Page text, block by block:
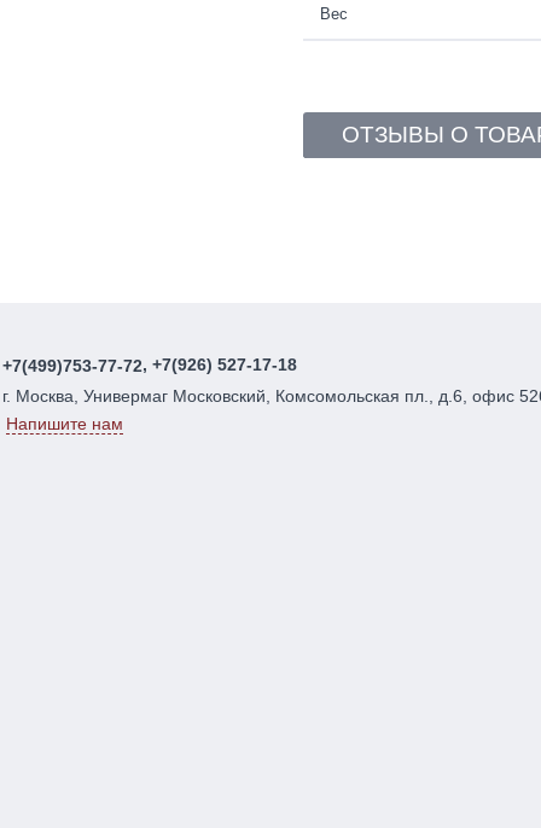
Вес
ОТЗЫВЫ О
+7(499)753-77-72, +7(926) 527-17-18
г. Москва, Универмаг Московский, Комсомольская пл., д.6, офис
Напишите нам